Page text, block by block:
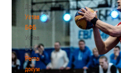
Документы
Устав
БФБ
Устав
БФБ
Регламентирующие
документы